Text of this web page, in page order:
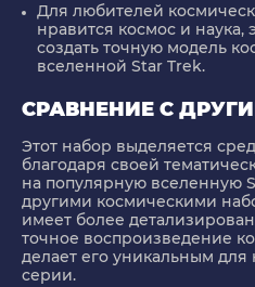
Для любителей
нравится космос и наука,
создать точную модель
вселенной Star Trek.
СРАВНЕНИЕ С
Этот набор выделяется
благодаря своей
на популярную вселенную
другими космическими
имеет более
точное воспроизведение
делает его уникальным
серии.